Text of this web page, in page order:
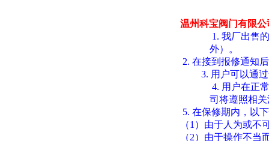
温州科宝阀门有限
1. 我厂出售
外）。
2. 在接到报修通知
3. 用户可以通
4. 用户在正
司将遵照相
5. 在保修期内，以
（1）由于人为或不
（2）由于操作不当